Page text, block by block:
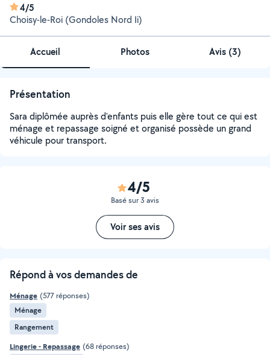
4/5
Choisy-le-Roi (Gondoles Nord Ii)
Accueil Photos Avis (3)
Présentation
Sara diplômée auprès d'enfants puis elle gère tout ce qui est
ménage et repassage soigné et organisé possède un grand
véhicule pour transport.
4/5
Basé sur 3 avis
Voir ses avis
Répond à vos demandes de
Ménage (577 réponses)
Ménage
Rangement
Lingerie - Repassage (68 réponses)